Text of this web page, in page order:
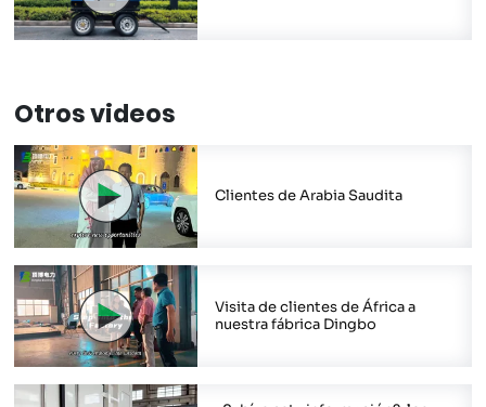
Otros videos
Clientes de Arabia Saudita
Visita de clientes de África a
nuestra fábrica Dingbo